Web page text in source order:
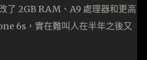
了 2GB RAM、A9 處理器和更高
6s，實在難叫人在半年之後又